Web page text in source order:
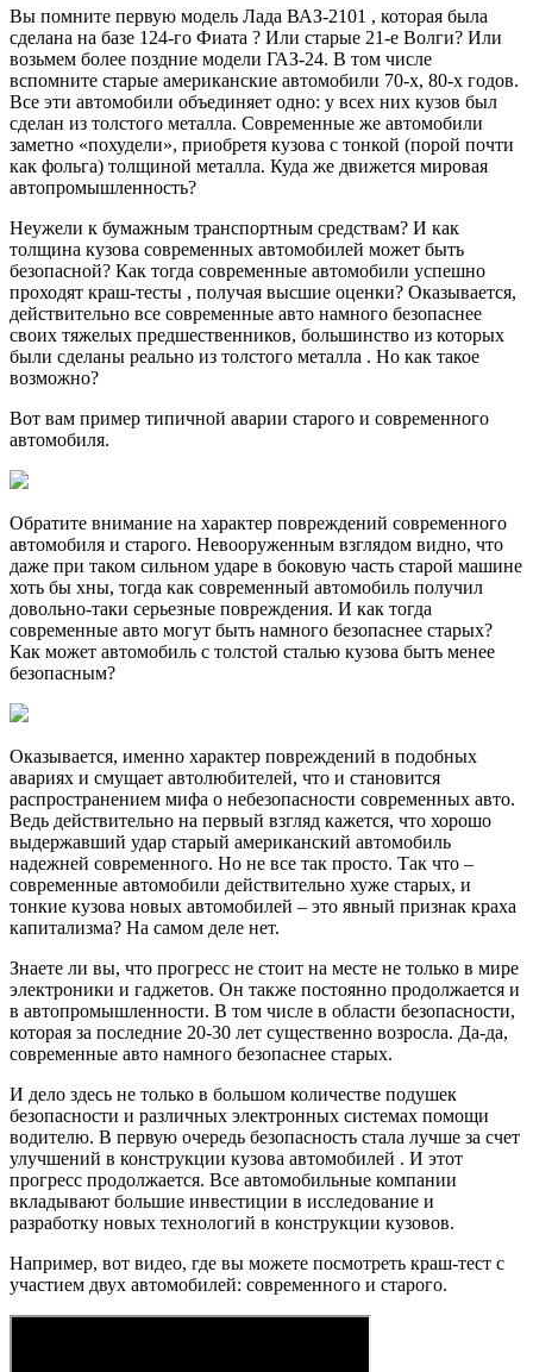
Вы помните первую модель Лада ВАЗ-2101 , которая была
сделана на базе 124-го Фиата ? Или старые 21-е Волги? Или
возьмем более поздние модели ГАЗ-24. В том числе
вспомните старые американские автомобили 70-х, 80-х годов.
Все эти автомобили объединяет одно: у всех них кузов был
сделан из толстого металла. Современные же автомобили
заметно «похудели», приобретя кузова с тонкой (порой почти
как фольга) толщиной металла. Куда же движется мировая
автопромышленность?
Неужели к бумажным транспортным средствам? И как
толщина кузова современных автомобилей может быть
безопасной? Как тогда современные автомобили успешно
проходят краш-тесты , получая высшие оценки? Оказывается,
действительно все современные авто намного безопаснее
своих тяжелых предшественников, большинство из которых
были сделаны реально из толстого металла . Но как такое
возможно?
Вот вам пример типичной аварии старого и современного
автомобиля.
Обратите внимание на характер повреждений современного
автомобиля и старого. Невооруженным взглядом видно, что
даже при таком сильном ударе в боковую часть старой машине
хоть бы хны, тогда как современный автомобиль получил
довольно-таки серьезные повреждения. И как тогда
современные авто могут быть намного безопаснее старых?
Как может автомобиль с толстой сталью кузова быть менее
безопасным?
Оказывается, именно характер повреждений в подобных
авариях и смущает автолюбителей, что и становится
распространением мифа о небезопасности современных авто.
Ведь действительно на первый взгляд кажется, что хорошо
выдержавший удар старый американский автомобиль
надежней современного. Но не все так просто. Так что –
современные автомобили действительно хуже старых, и
тонкие кузова новых автомобилей – это явный признак краха
капитализма? На самом деле нет.
Знаете ли вы, что прогресс не стоит на месте не только в мире
электроники и гаджетов. Он также постоянно продолжается и
в автопромышленности. В том числе в области безопасности,
которая за последние 20-30 лет существенно возросла. Да-да,
современные авто намного безопаснее старых.
И дело здесь не только в большом количестве подушек
безопасности и различных электронных системах помощи
водителю. В первую очередь безопасность стала лучше за счет
улучшений в конструкции кузова автомобилей . И этот
прогресс продолжается. Все автомобильные компании
вкладывают большие инвестиции в исследование и
разработку новых технологий в конструкции кузовов.
Например, вот видео, где вы можете посмотреть краш-тест с
участием двух автомобилей: современного и старого.